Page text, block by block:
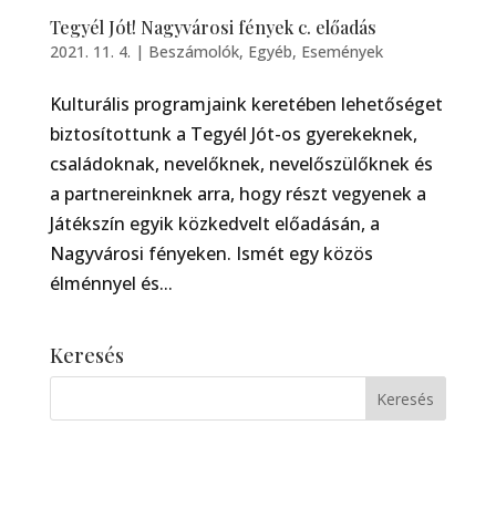
Tegyél Jót! Nagyvárosi fények c. előadás
2021. 11. 4. | Beszámolók, Egyéb, Események
Kulturális programjaink keretében lehetőséget
biztosítottunk a Tegyél Jót-os gyerekeknek,
családoknak, nevelőknek, nevelőszülőknek és
a partnereinknek arra, hogy részt vegyenek a
Játékszín egyik közkedvelt előadásán, a
Nagyvárosi fényeken. Ismét egy közös
élménnyel és...
Keresés